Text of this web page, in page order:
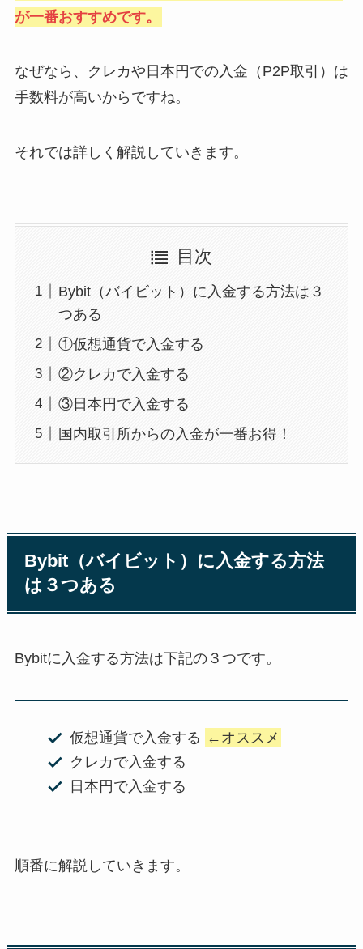
が一番おすすめです。
なぜなら、クレカや日本円での入金（P2P取引）は
手数料が高いからですね。
それでは詳しく解説していきます。
目次
Bybit（バイビット）に入金する方法は３
つある
①仮想通貨で入金する
②クレカで入金する
③日本円で入金する
国内取引所からの入金が一番お得！
Bybit（バイビット）に入金する方法
は３つある
Bybitに入金する方法は下記の３つです。
仮想通貨で入金する ←オススメ
クレカで入金する
日本円で入金する
順番に解説していきます。